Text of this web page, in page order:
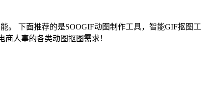
。 下面推荐的是SOOGIF动图制作工具，智能GIF抠图工
人事的各类动图抠图需求！